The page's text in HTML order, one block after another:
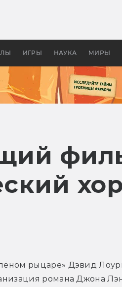
ИГРЫ НАУКА МИРЫ
апокалипсис, в
рыцаре» Дэвид
романа Джона